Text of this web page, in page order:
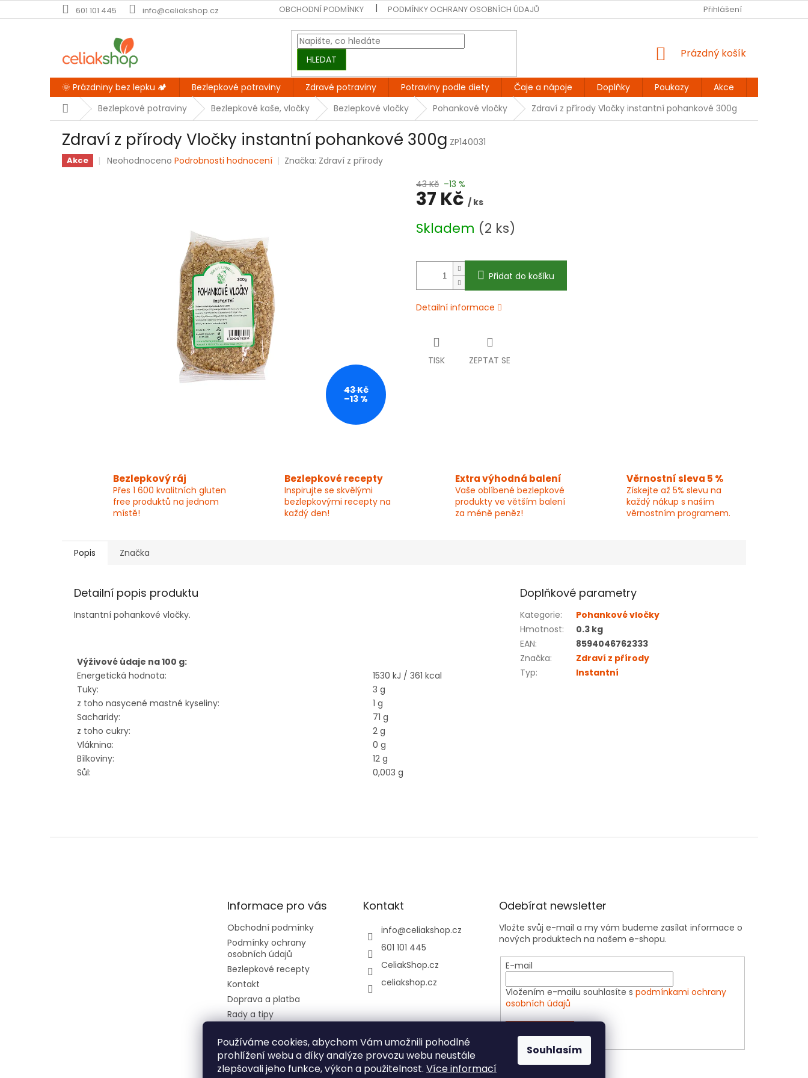
Používáme cookies, abychom Vám umožnili pohodlné
prohlížení webu a díky analýze provozu webu neustále
zlepšovali jeho funkce, výkon a použitelnost. Více informací
Souhlasím
na
601 101 445 info@celiakshop.cz OBCHODNÍ PODMÍNKY PODMÍNKY OCHRANY OSOBNÍCH ÚDAJŮ KONTAKT DOPRAVA A PLATBA
Přihlášení
HLEDAT
NÁKUPNÍ
Prázdný košík
🌞 Prázdniny bez lepku 🏕️ Bezlepkové potraviny Zdravé potraviny Potraviny podle diety Čaje a nápoje Doplňky Poukazy Akce
DomůBezlepkové potraviny Bezlepkové kaše, vločky Bezlepkové vločky Pohankové vločky Zdraví z přírody Vločky instantní pohankové 300g
Zdraví z přírody Vločky instantní pohankové 300g ZP140031
Akce
Průměrné
Neohodnoceno Podrobnosti hodnocení Značka: Zdraví z přírody
43 Kč
–13 %
43 Kč –13 %
37 Kč / ks
cena:
Skladem (2 ks)
Přidat do košíku
Detailní informace
TISK ZEPTAT SE
Bezlepkový ráj
Přes 1 600 kvalitních gluten
free produktů na jednom
místě!
Bezlepkové recepty
Inspirujte se skvělými
bezlepkovými recepty na
každý den!
Extra výhodná balení
Vaše oblíbené bezlepkové
produkty ve větším balení
za méně peněz!
Věrnostní sleva 5 %
Získejte až 5% slevu na
každý nákup s naším
věrnostním programem.
Popis Značka
Detailní popis produktu
Instantní pohankové vločky.
Výživové údaje na 100 g:
Energetická hodnota:
1530 kJ / 361 kcal
Tuky:
3 g
z toho nasycené mastné kyseliny:
1 g
Sacharidy:
71 g
z toho cukry:
2 g
Vláknina:
0 g
Bílkoviny:
12 g
Sůl:
0,003 g
Doplňkové parametry
Kategorie:
Pohankové vločky
Hmotnost:
0.3 kg
EAN:
8594046762333
Značka:
Zdraví z přírody
Typ: Instantní
Informace pro vás
Obchodní podmínky
Podmínky ochrany
osobních údajů
Bezlepkové recepty
Kontakt
Doprava a platba
Rady a tipy
Dietní cestovní kartičky do
restaurece
Kontakt
info@celiakshop.cz
601 101 445
CeliakShop.cz
celiakshop.cz
Odebírat newsletter
Vložte svůj e-mail a my vám budeme zasílat informace o
nových produktech na našem e-shopu.
E-mail
Vložením e-mailu souhlasíte spodmínkami ochrany
osobních údajů